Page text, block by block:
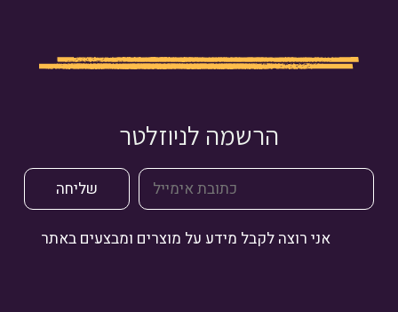
הרשמה לניוזלטר
אני רוצה לקבל מידע על מוצרים ומבצעים באתר